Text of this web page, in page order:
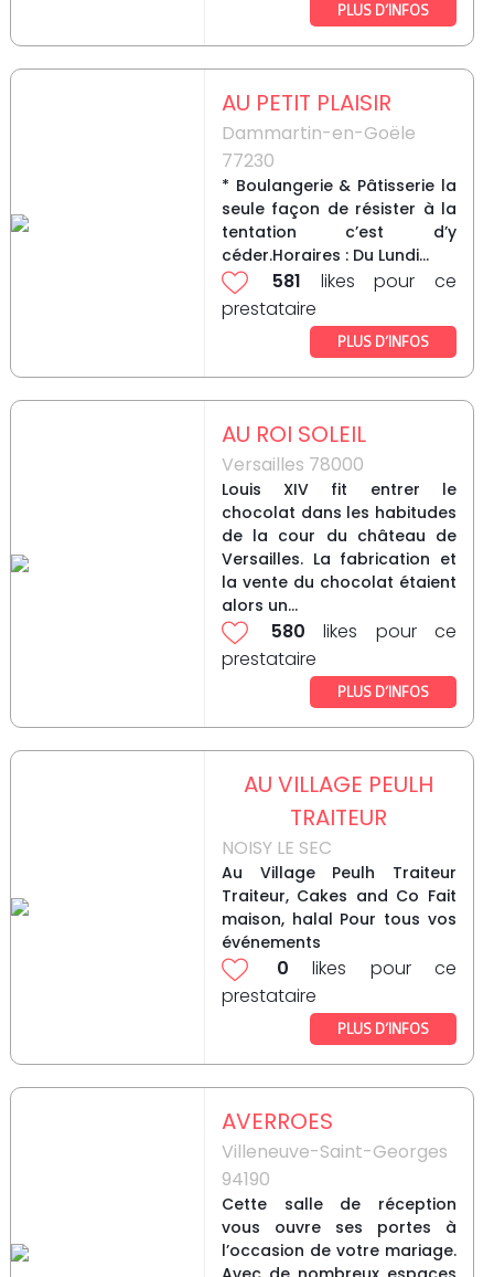
PLUS D’INFOS
AU PETIT PLAISIR
Dammartin-en-Goële
77230
* Boulangerie & Pâtisserie la
seule façon de résister à la
tentation c’est d’y
céder.Horaires : Du Lundi...
581 likes pour ce
prestataire
PLUS D’INFOS
AU ROI SOLEIL
Versailles 78000
Louis XIV fit entrer le
chocolat dans les habitudes
de la cour du château de
Versailles. La fabrication et
la vente du chocolat étaient
alors un...
580 likes pour ce
prestataire
PLUS D’INFOS
AU VILLAGE PEULH
TRAITEUR
NOISY LE SEC
Au Village Peulh Traiteur
Traiteur, Cakes and Co Fait
maison, halal Pour tous vos
événements
0 likes pour ce
prestataire
PLUS D’INFOS
AVERROES
Villeneuve-Saint-Georges
94190
Cette salle de réception
vous ouvre ses portes à
l’occasion de votre mariage.